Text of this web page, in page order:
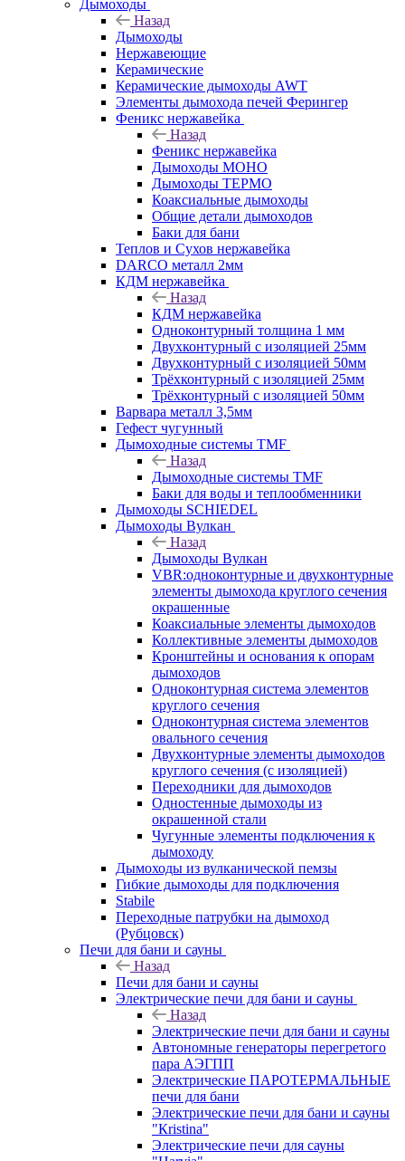
Дымоходы
Назад
Дымоходы
Нержавеющие
Керамические
Керамические дымоходы AWT
Элементы дымохода печей Ферингер
Феникс нержавейка
Назад
Феникс нержавейка
Дымоходы МОНО
Дымоходы ТЕРМО
Коаксиальные дымоходы
Общие детали дымоходов
Баки для бани
Теплов и Сухов нержавейка
DARCO металл 2мм
КДМ нержавейка
Назад
КДМ нержавейка
Одноконтурный толщина 1 мм
Двухконтурный с изоляцией 25мм
Двухконтурный с изоляцией 50мм
Трёхконтурный с изоляцией 25мм
Трёхконтурный с изоляцией 50мм
Варвара металл 3,5мм
Гефест чугунный
Дымоходные системы TMF
Назад
Дымоходные системы TMF
Баки для воды и теплообменники
Дымоходы SCHIEDEL
Дымоходы Вулкан
Назад
Дымоходы Вулкан
VBR:одноконтурные и двухконтурные
элементы дымохода круглого сечения
окрашенные
Коаксиальные элементы дымоходов
Коллективные элементы дымоходов
Кронштейны и основания к опорам
дымоходов
Одноконтурная система элементов
круглого сечения
Одноконтурная система элементов
овального сечения
Двухконтурные элементы дымоходов
круглого сечения (с изоляцией)
Переходники для дымоходов
Одностенные дымоходы из
окрашенной стали
Чугунные элементы подключения к
дымоходу
Дымоходы из вулканической пемзы
Гибкие дымоходы для подключения
Stabile
Переходные патрубки на дымоход
(Рубцовск)
Печи для бани и сауны
Назад
Печи для бани и сауны
Электрические печи для бани и сауны
Назад
Электрические печи для бани и сауны
Автономные генераторы перегретого
пара АЭГПП
Электрические ПАРОТЕРМАЛЬНЫЕ
печи для бани
Электрические печи для бани и сауны
"Кristina"
Электрические печи для сауны